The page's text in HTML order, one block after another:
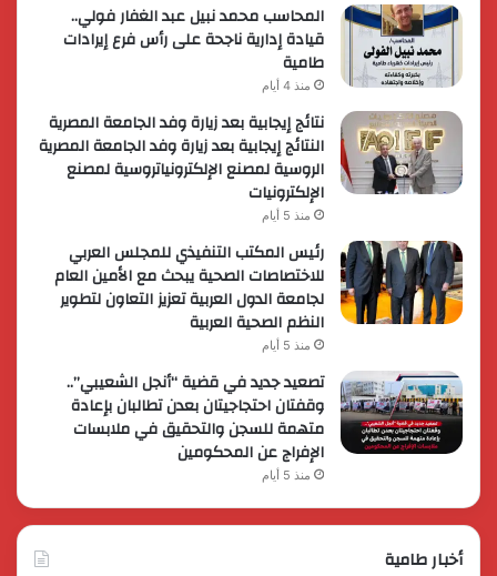
المحاسب محمد نبيل عبد الغفار فولي..
قيادة إدارية ناجحة على رأس فرع إيرادات
طامية
منذ 4 أيام
نتائج إيجابية بعد زيارة وفد الجامعة المصرية
النتائج إيجابية بعد زيارة وفد الجامعة المصرية
الروسية لمصنع الإلكترونياتروسية لمصنع
الإلكترونيات
منذ 5 أيام
رئيس المكتب التنفيذي للمجلس العربي
للاختصاصات الصحية يبحث مع الأمين العام
لجامعة الدول العربية تعزيز التعاون لتطوير
النظم الصحية العربية
منذ 5 أيام
تصعيد جديد في قضية “أنجل الشعيبي”..
وقفتان احتجاجيتان بعدن تطالبان بإعادة
متهمة للسجن والتحقيق في ملابسات
الإفراج عن المحكومين
منذ 5 أيام
أخبار طامية